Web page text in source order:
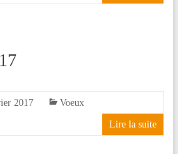
2017 Voeux
Lire la suite